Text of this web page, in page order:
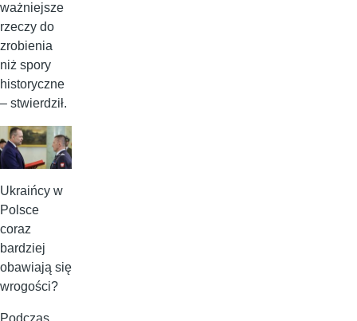
ważniejsze
rzeczy do
zrobienia
niż spory
historyczne
– stwierdził.
Ukraińcy w
Polsce
coraz
bardziej
obawiają się
wrogości?